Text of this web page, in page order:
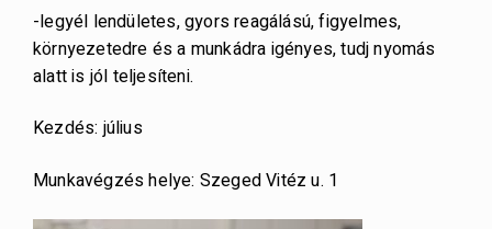
-legyél lendületes, gyors reagálású, figyelmes,
környezetedre és a munkádra igényes, tudj nyomás
alatt is jól teljesíteni.
Kezdés: július
Munkavégzés helye: Szeged Vitéz u. 1